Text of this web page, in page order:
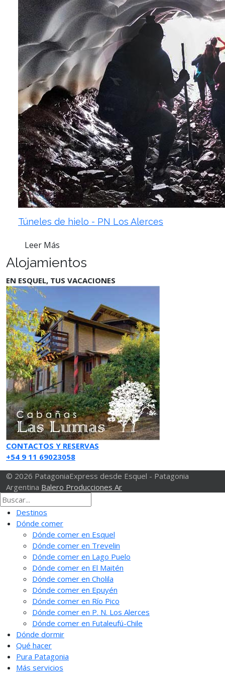
Túneles de hielo - PN Los Alerces
Leer Más
Alojamientos
EN ESQUEL, TUS VACACIONES
CONTACTOS Y RESERVAS
+54 9 11 69023058
© 2026 PatagoniaExpress desde Esquel - Patagonia
Argentina Balero Producciones Ar
Destinos
Dónde comer
Dónde comer en Esquel
Dónde comer en Trevelin
Dónde comer en Lago Puelo
Dónde comer en El Maitén
Dónde comer en Cholila
Dónde comer en Epuyén
Dónde comer en Río Pico
Dónde comer en P. N. Los Alerces
Dónde comer en Futaleufú-Chile
Dónde dormir
Qué hacer
Pura Patagonia
Más servicios